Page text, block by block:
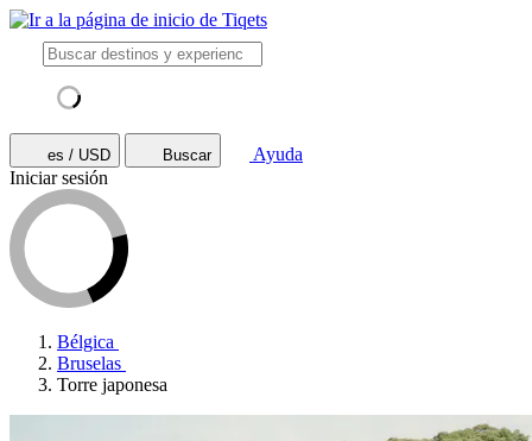
es / USD Buscar
Ayuda
Iniciar sesión
Bélgica
Bruselas
Torre japonesa